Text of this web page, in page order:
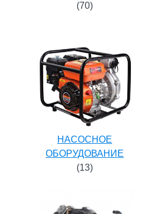
(70)
НАСОСНОЕ
ОБОРУДОВАНИЕ
(13)